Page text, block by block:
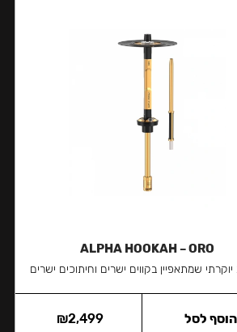
ALPHA HOOKAH – ORO
יוקרתי שמתאפיין בקווים ישרים וחיתוכים ישרים
₪2,499 הוסף לסל